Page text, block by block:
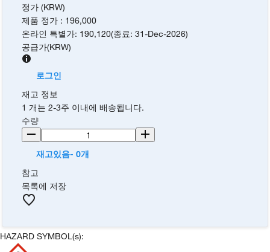
정가 (KRW)
제품 정가 : 196,000
온라인 특별가: 190,120(종료:31-Dec-2026)
공급가(KRW)
로그인
재고 정보
1 개는 2-3주 이내에 배송됩니다.
수량
재고있음- 0개
참고
목록에 저장
HAZARD SYMBOL(s):